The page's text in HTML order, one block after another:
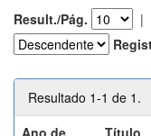
Result./Pág. |
Resultado 1-1 de 1.
Ano de
Título